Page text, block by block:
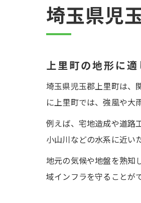
埼玉県児
上里町の地形に
埼玉県児玉郡上里町は、
に上里町では、強風や大
例えば、宅地造成や道路
小山川などの水系に近い
地元の気候や地盤を熟知
域インフラを守ることが